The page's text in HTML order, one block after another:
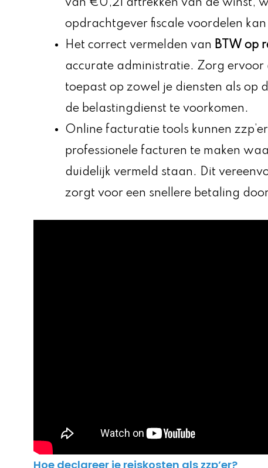
van €0,21 aftrekken van de winst,
opdrachtgever fiscale voordelen
Het correct vermelden van BTW op
accurate administratie. Zorg ervoor
toepast op zowel je diensten als op
de belastingdienst te voorkomen.
Online facturatie tools kunnen
professionele facturen te maken
duidelijk vermeld staan. Dit
zorgt voor een snellere betaling
Hoe declareer je reiskosten als zzp’er?